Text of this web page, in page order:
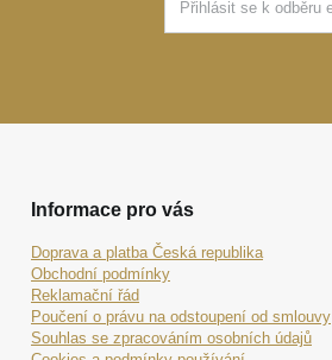
Informace pro vás
Doprava a platba Česká republika
Obchodní podmínky
Reklamační řád
Poučení o právu na odstoupení od smlouvy
Souhlas se zpracováním osobních údajů